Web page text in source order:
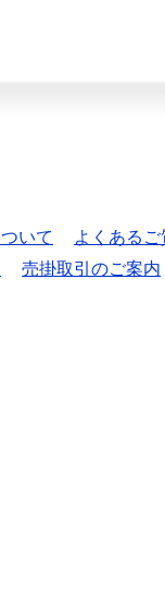
いて
よくあるご
売掛取引のご案内